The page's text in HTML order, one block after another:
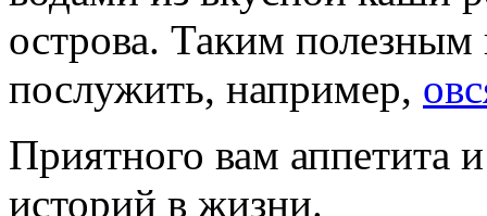
острова. Таким
послужить, например,
Приятного вам аппетита
историй в жизни.